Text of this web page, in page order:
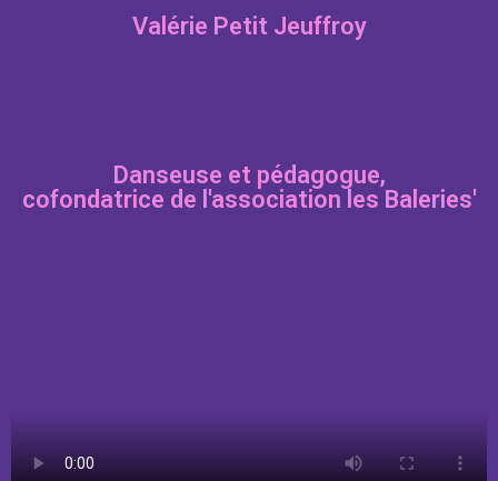
Valérie Petit Jeuffroy
Danseuse et pédagogue,
cofondatrice de l'association les Baleries'